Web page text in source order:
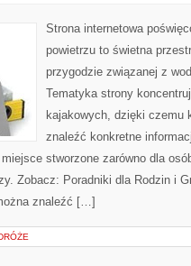
Strona internetowa
powietrzu to świetna
przygodzie związanej z
Tematyka strony
kajakowych, dzięki czemu
znaleźć konkretne
stworzone zarówno dla
Zobacz: Poradniki dla Rodzin i
znaleźć […]